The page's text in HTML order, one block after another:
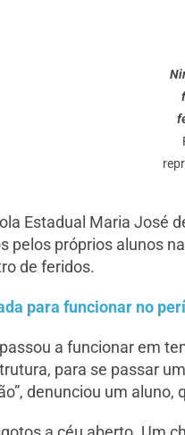
Estadual Maria José
pelos próprios alunos
de feridos.
para funcionar no
a funcionar em
para se passar
denunciou um